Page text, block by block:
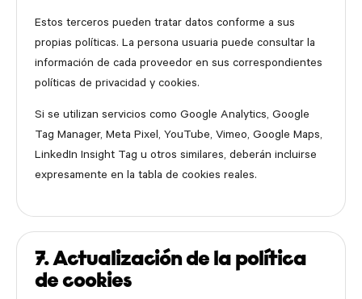
Estos terceros pueden tratar datos conforme a sus
propias políticas. La persona usuaria puede consultar la
información de cada proveedor en sus correspondientes
políticas de privacidad y cookies.
Si se utilizan servicios como Google Analytics, Google
Tag Manager, Meta Pixel, YouTube, Vimeo, Google Maps,
LinkedIn Insight Tag u otros similares, deberán incluirse
expresamente en la tabla de cookies reales.
7. Actualización de la política
de cookies